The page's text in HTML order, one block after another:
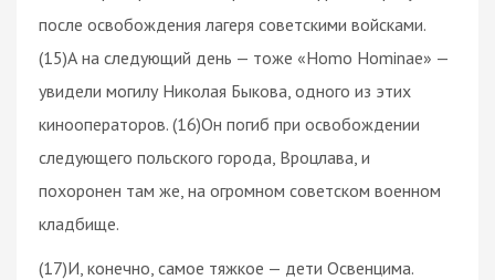
после освобождения лагеря советскими войсками.
(15)А на следующий день — тоже «Ноmo Hominае» —
увидели могилу Николая Быкова, одного из этих
кинооператоров. (16)Он погиб при освобождении
следующего польского города, Вроцлава, и
похоронен там же, на огромном советском военном
кладбище.
(17)И, конечно, самое тяжкое — дети Освенцима.